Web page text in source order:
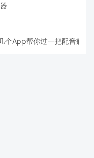
个App帮你过一把配音瘾